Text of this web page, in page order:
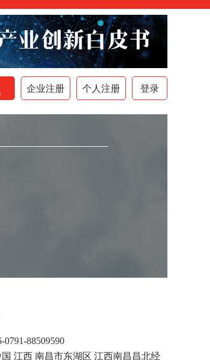
企业注册 个人注册 登录
88509590
江西 南昌市东湖区 江西南昌昌北经